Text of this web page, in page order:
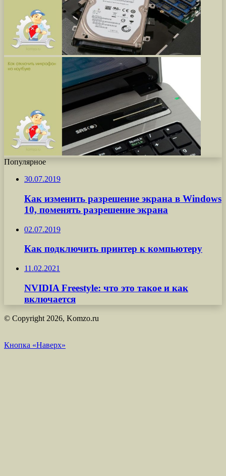
Популярное
30.07.2019
Как изменить разрешение экрана в Windows
10, поменять разрешение экрана
02.07.2019
Как подключить принтер к компьютеру
11.02.2021
NVIDIA Freestyle: что это такое и как
включается
© Copyright 2026, Komzo.ru
Кнопка «Наверх»